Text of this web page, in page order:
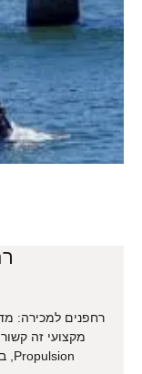
רחפנים למכירה:
Propulsion, בחינת ביצועי DJI Matrice 300, תקנות